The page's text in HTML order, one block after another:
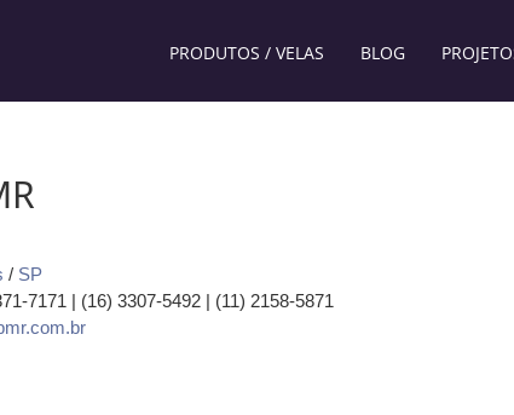
PRODUTOS / VELAS BLOG
/ SP
7171 | (16) 3307-5492 | (11) 2158-5871